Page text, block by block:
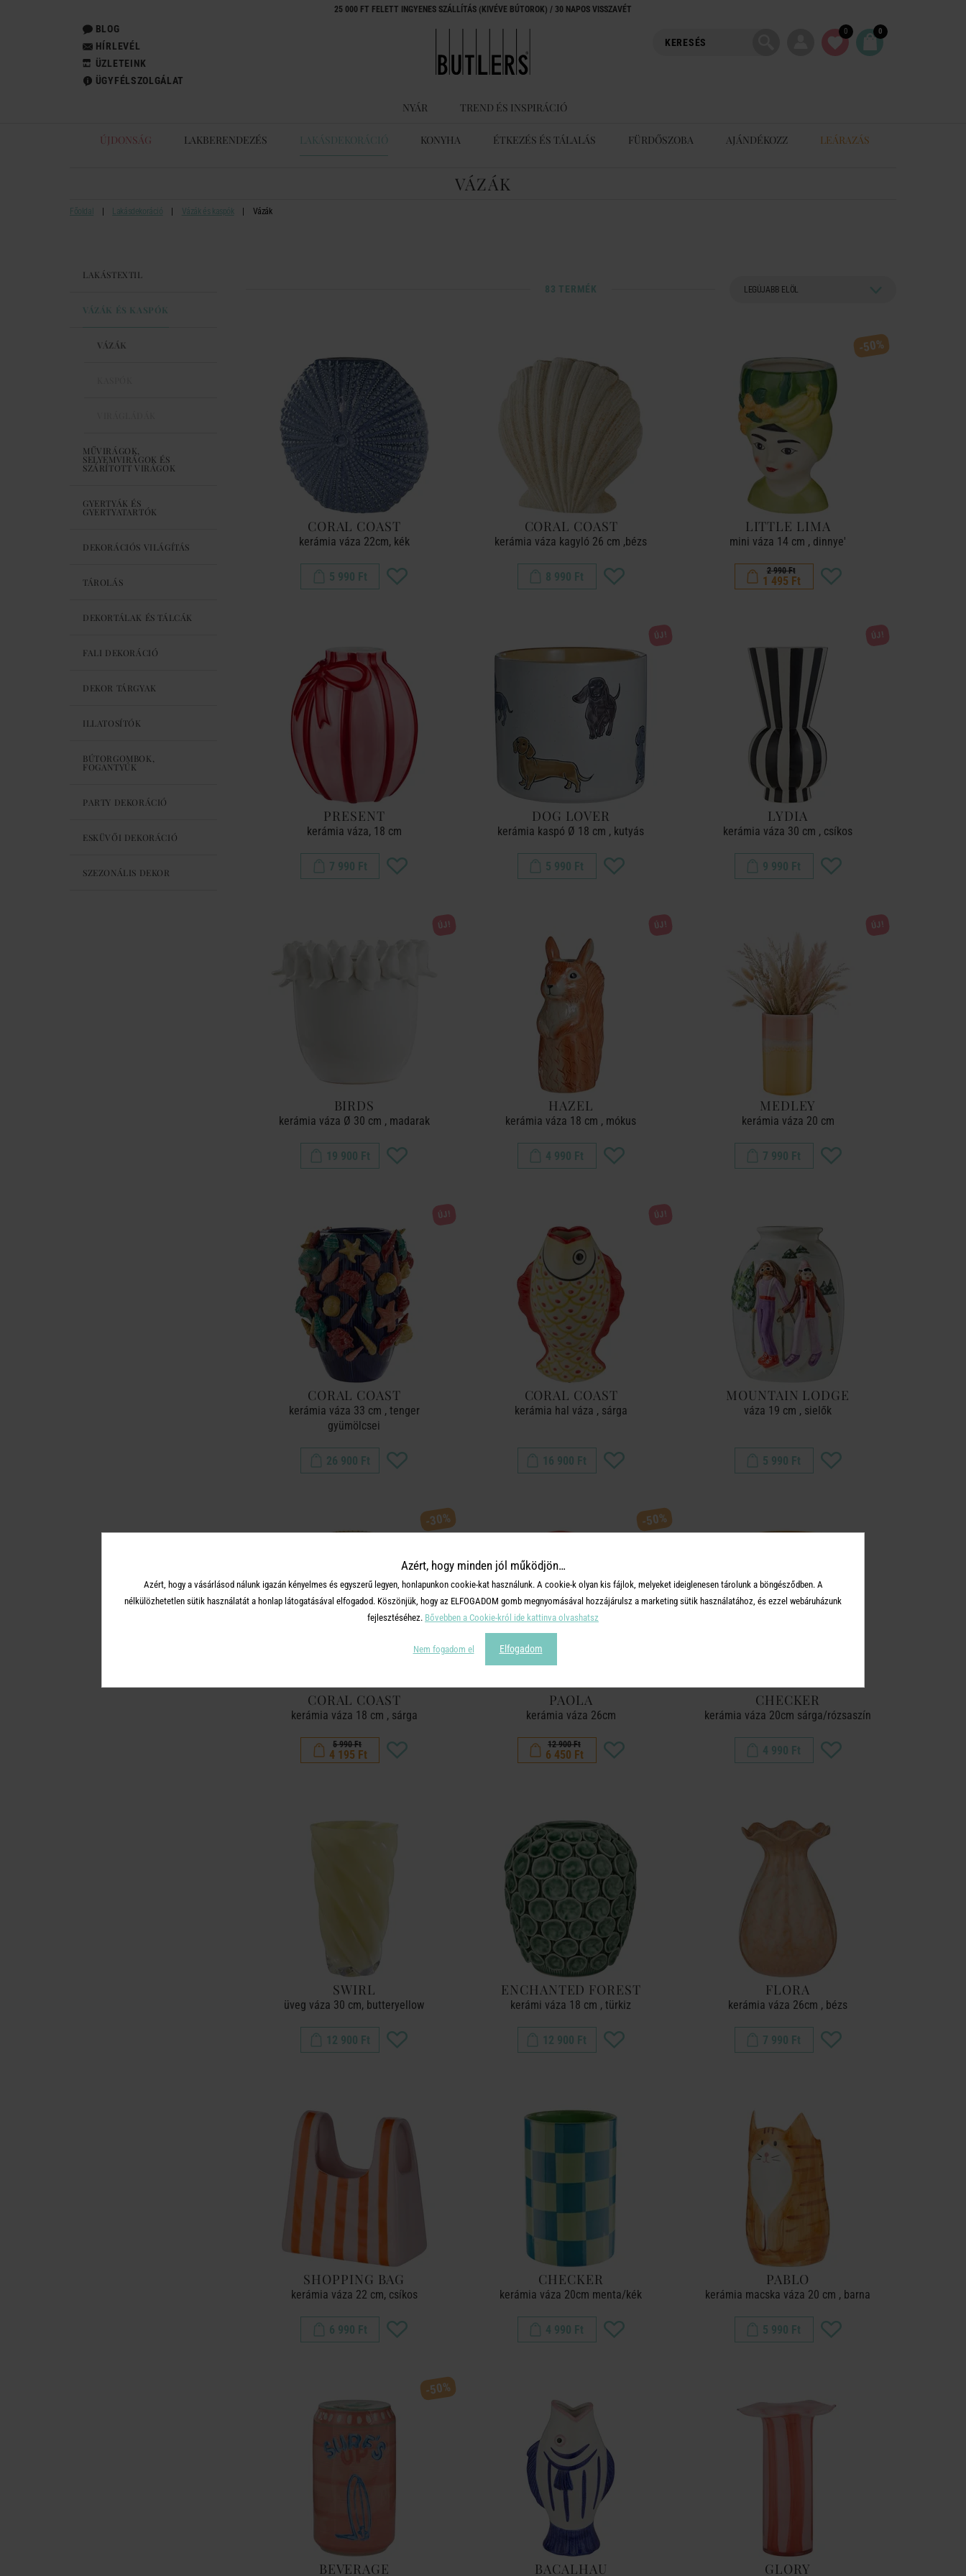
25 000 FT FELETT INGYENES SZÁLLÍTÁS (KIVÉVE BÚTOROK) / 30 NAPOS VISSZAVÉT
BLOG
HÍRLEVÉL
ÜZLETEINK
ÜGYFÉLSZOLGÁLAT
0 0
NYÁR TREND ÉS INSPIRÁCIÓ
ÚJDONSÁG LAKBERENDEZÉS LAKÁSDEKORÁCIÓ KONYHA ÉTKEZÉS ÉS TÁLALÁS FÜRDŐSZOBA AJÁNDÉKOZZ LEÁRAZÁS
VÁZÁK
Főoldal Lakásdekoráció Vázák és kaspók Vázák
LAKÁSTEXTIL
VÁZÁK ÉS KASPÓK
VÁZÁK
MŰVIRÁGOK,
SELYEMVIRÁGOK ÉS
SZÁRÍTOTT VIRÁGOK
GYERTYÁK ÉS
GYERTYATARTÓK
DEKORÁCIÓS VILÁGÍTÁS
TÁROLÁS
DEKORTÁLAK ÉS TÁLCÁK
FALI DEKORÁCIÓ
DEKOR TÁRGYAK
ILLATOSÍTÓK
BÚTORGOMBOK,
FOGANTYÚK
PARTY DEKORÁCIÓ
ESKÜVŐI DEKORÁCIÓ
SZEZONÁLIS DEKOR
83 TERMÉK
CORAL COAST
kerámia váza 22cm, kék
5 990 Ft
CORAL COAST
kerámia váza kagyló 26 cm ,bézs
8 990 Ft
-50%
LITTLE LIMA
mini váza 14 cm , dinnye'
2 990 Ft
1 495 Ft
PRESENT
kerámia váza, 18 cm
7 990 Ft
ÚJ!
DOG LOVER
kerámia kaspó Ø 18 cm , kutyás
5 990 Ft
ÚJ!
LYDIA
kerámia váza 30 cm , csíkos
9 990 Ft
ÚJ!
BIRDS
kerámia váza Ø 30 cm , madarak
19 900 Ft
ÚJ!
HAZEL
kerámia váza 18 cm , mókus
4 990 Ft
ÚJ!
MEDLEY
kerámia váza 20 cm
7 990 Ft
ÚJ!
CORAL COAST
kerámia váza 33 cm , tenger
gyümölcsei
26 900 Ft
ÚJ!
CORAL COAST
kerámia hal váza , sárga
16 900 Ft
MOUNTAIN LODGE
váza 19 cm , sielők
5 990 Ft
-30%
CORAL COAST
kerámia váza 18 cm , sárga
5 990 Ft
4 195 Ft
-50%
PAOLA
kerámia váza 26cm
12 900 Ft
6 450 Ft
CHECKER
kerámia váza 20cm sárga/rózsaszín
4 990 Ft
SWIRL
üveg váza 30 cm, butteryellow
12 900 Ft
ENCHANTED FOREST
kerámi váza 18 cm , türkiz
12 900 Ft
FLORA
kerámia váza 26cm , bézs
7 990 Ft
SHOPPING BAG
kerámia váza 22 cm, csíkos
6 990 Ft
CHECKER
kerámia váza 20cm menta/kék
4 990 Ft
PABLO
kerámia macska váza 20 cm , barna
5 990 Ft
-50%
BEVERAGE BACALHAU GLORY
Azért, hogy minden jól működjön…
Azért, hogy a vásárlásod nálunk igazán kényelmes és egyszerű legyen, honlapunkon cookie-kat használunk. A cookie-k olyan kis fájlok, melyeket ideiglenesen tárolunk a böngésződben. A
nélkülözhetetlen sütik használatát a honlap látogatásával elfogadod. Köszönjük, hogy az ELFOGADOM gomb megnyomásával hozzájárulsz a marketing sütik használatához, és ezzel webáruházunk
fejlesztéséhez. Bővebben a Cookie-król ide kattinva olvashatsz
Nem fogadom el Elfogadom